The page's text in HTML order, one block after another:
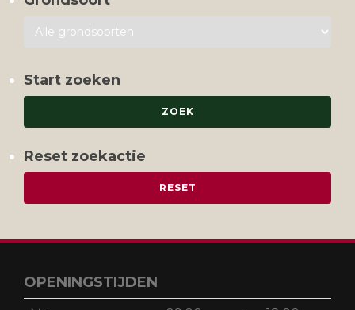
Start zoeken
Reset zoekactie
OPENINGSTIJDEN